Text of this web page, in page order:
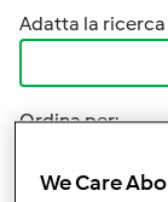
Adatta la ricerca
Ordina per:
We Care